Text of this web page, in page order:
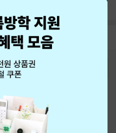
상품
의/채팅상담
사업자 정보
방침 청소년보호정책